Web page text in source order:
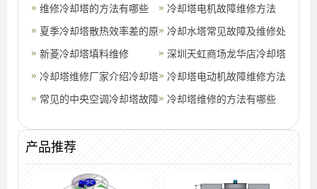
维修冷却塔的方法有哪些
冷却塔电机故障维修方法
夏季冷却塔散热效率差的原
因和解决方案
冷却水塔常见故障及维修处
理方法
新菱冷却塔填料维修
深圳天虹商场龙华店冷却塔
维修
冷却塔维修厂家介绍冷却塔
的维护保养(闭式冷却塔维
冷却塔电动机故障维修方法
常见的中央空调冷却塔故障
冷却塔维修的方法有哪些
产品推荐